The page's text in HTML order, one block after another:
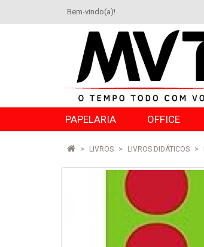
Bem-vindo(a)!
PAPELARIA OFFICE
LIVROS LIVROS DIDÁTICOS